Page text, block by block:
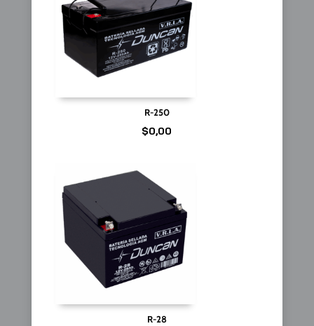
R-250
$0,00
R-28